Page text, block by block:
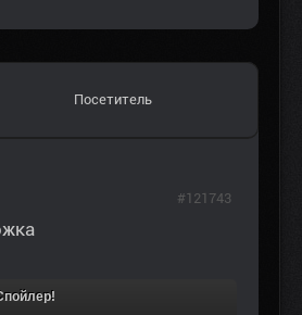
Посетитель
#121743